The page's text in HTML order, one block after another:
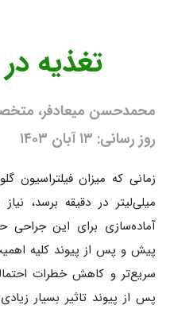
تغذیه
محمدحسن میعادفر،
روز رسانی: ۱۳ آبان ۱۴۰۳
میلی‌لیتر در دقیقه برسد،
آماده‌سازی برای این
پیش و پس از پیوند کلیه
سریع‌تر و کاهش خطرات
پس از پیوند تاثیر بسیار